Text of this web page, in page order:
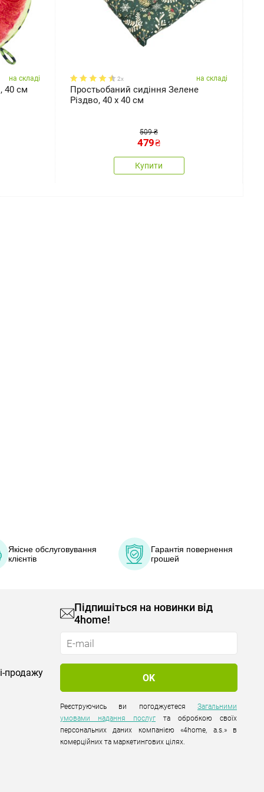
на складі
40 см
2x на складі
Простьобаний сидіння Зелене
Різдво, 40 x 40 см
509 ₴
479₴
Купити
Якісне обслуговування
клієнтів
Гарантія повернення
грошей
продажу
Підпишіться на новинки від
4home!
Реєструючись ви погоджуєтесяЗагальними
умовами надання послуг та обробкою своїх
персональних даних компанією «4home, a.s.» в
комерційних та маркетингових цілях.